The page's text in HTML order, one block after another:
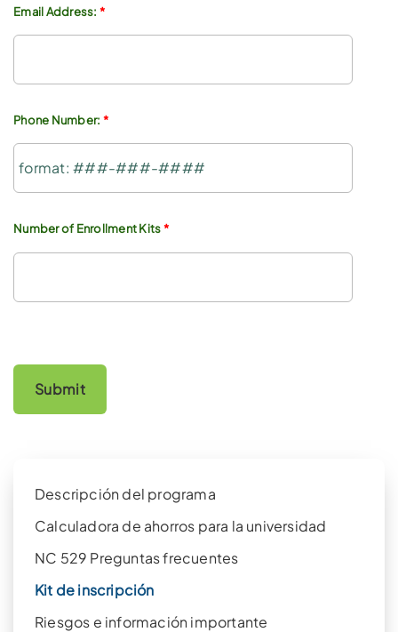
Descripción del programa
Calculadora de ahorros para la universidad
NC 529 Preguntas frecuentes
Kit de inscripción
Riesgos e información importante
Email Address: *
Phone Number: *
Number of Enrollment Kits*